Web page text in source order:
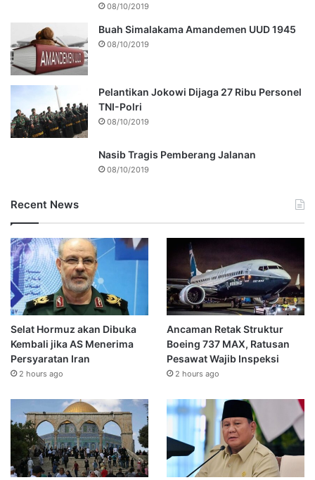
08/10/2019
Buah Simalakama Amandemen UUD 1945
08/10/2019
Pelantikan Jokowi Dijaga 27 Ribu Personel
TNI-Polri
08/10/2019
Nasib Tragis Pemberang Jalanan
08/10/2019
Recent News
Selat Hormuz akan Dibuka
Kembali jika AS Menerima
Persyaratan Iran
2 hours ago
Ancaman Retak Struktur
Boeing 737 MAX, Ratusan
Pesawat Wajib Inspeksi
2 hours ago